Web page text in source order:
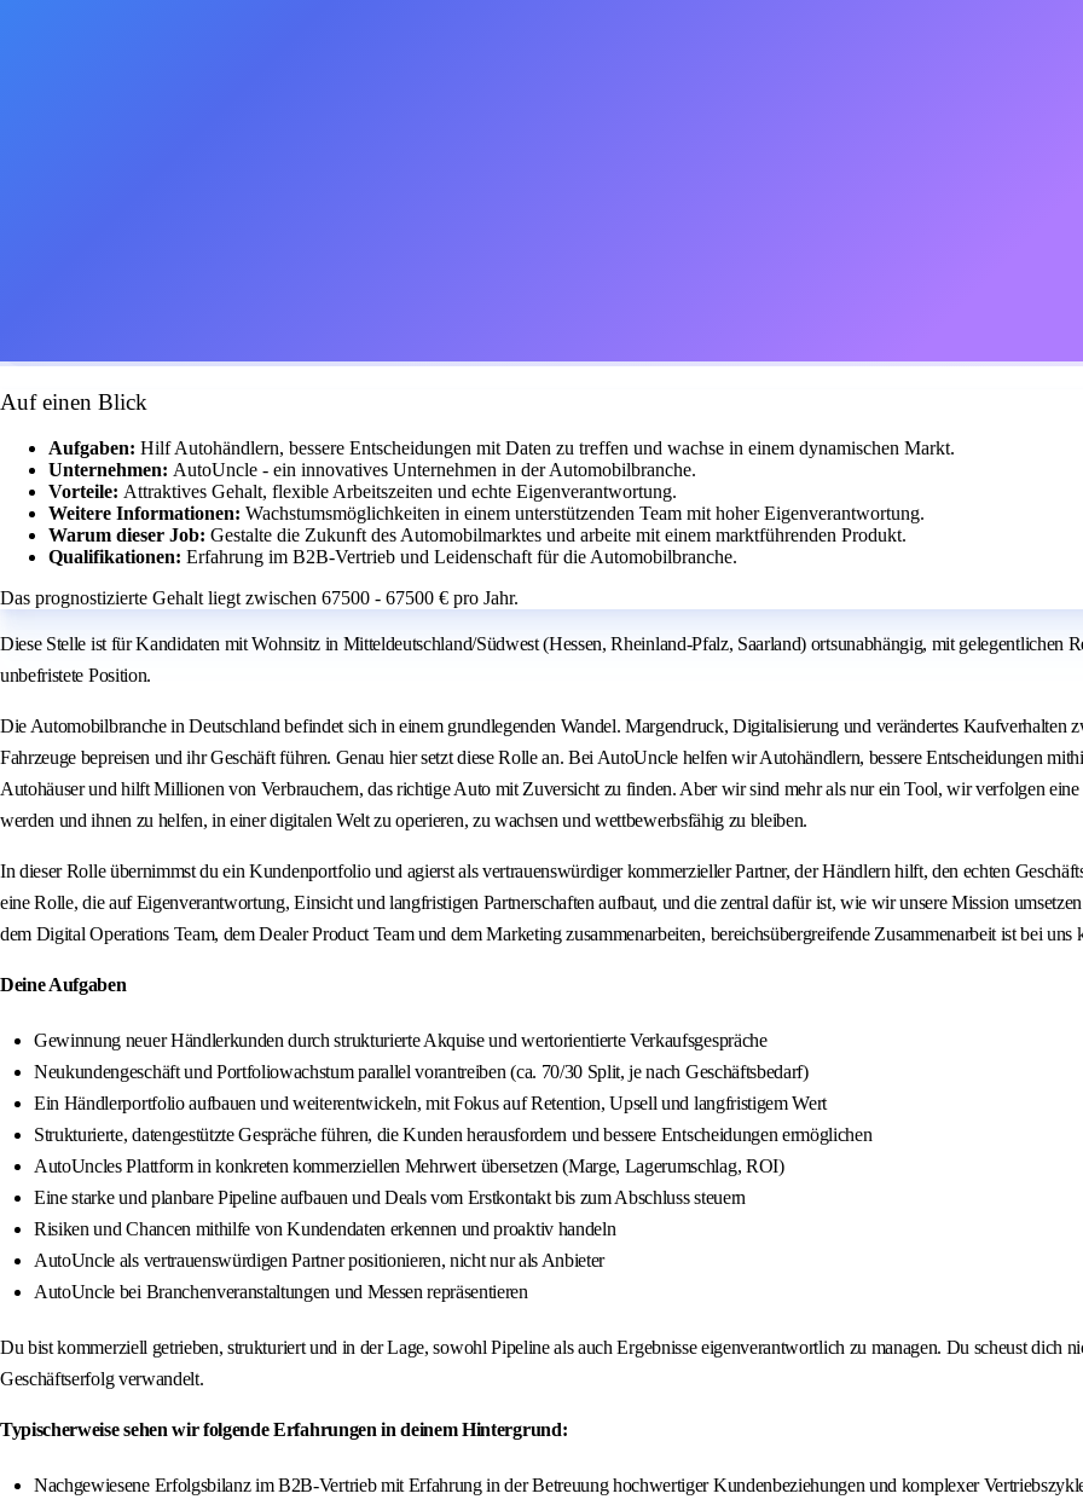
Auf einen Blick
Aufgaben: Hilf Autohändlern, bessere Entscheidungen mit Daten zu treffen und wachse in einem dynamischen Markt.
Unternehmen: AutoUncle - ein innovatives Unternehmen in der Automobilbranche.
Vorteile: Attraktives Gehalt, flexible Arbeitszeiten und echte Eigenverantwortung.
Weitere Informationen: Wachstumsmöglichkeiten in einem unterstützenden Team mit hoher Eigenverantwortung.
Warum dieser Job: Gestalte die Zukunft des Automobilmarktes und arbeite mit einem marktführenden Produkt.
Qualifikationen: Erfahrung im B2B-Vertrieb und Leidenschaft für die Automobilbranche.
Das prognostizierte Gehalt liegt zwischen 67500 - 67500 € pro Jahr.
Diese Stelle ist für Kandidaten mit Wohnsitz in Mitteldeutschland/Südwest (Hessen, Rheinland-Pfalz, Saarland) ortsunabhängig, mit gelegentlichen
unbefristete Position.
Die Automobilbranche in Deutschland befindet sich in einem grundlegenden Wandel. Margendruck, Digitalisierung und verändertes Kaufverhalten
Fahrzeuge bepreisen und ihr Geschäft führen. Genau hier setzt diese Rolle an. Bei AutoUncle helfen wir Autohändlern, bessere Entscheidungen
Autohäuser und hilft Millionen von Verbrauchern, das richtige Auto mit Zuversicht zu finden. Aber wir sind mehr als nur ein Tool, wir verfolgen
werden und ihnen zu helfen, in einer digitalen Welt zu operieren, zu wachsen und wettbewerbsfähig zu bleiben.
In dieser Rolle übernimmst du ein Kundenportfolio und agierst als vertrauenswürdiger kommerzieller Partner, der Händlern hilft, den echten
eine Rolle, die auf Eigenverantwortung, Einsicht und langfristigen Partnerschaften aufbaut, und die zentral dafür ist, wie wir unsere Mission
dem Digital Operations Team, dem Dealer Product Team und dem Marketing zusammenarbeiten, bereichsübergreifende Zusammenarbeit ist bei uns
Deine Aufgaben
Gewinnung neuer Händlerkunden durch strukturierte Akquise und wertorientierte Verkaufsgespräche
Neukundengeschäft und Portfoliowachstum parallel vorantreiben (ca. 70/30 Split, je nach Geschäftsbedarf)
Ein Händlerportfolio aufbauen und weiterentwickeln, mit Fokus auf Retention, Upsell und langfristigem Wert
Strukturierte, datengestützte Gespräche führen, die Kunden herausfordern und bessere Entscheidungen ermöglichen
AutoUncles Plattform in konkreten kommerziellen Mehrwert übersetzen (Marge, Lagerumschlag, ROI)
Eine starke und planbare Pipeline aufbauen und Deals vom Erstkontakt bis zum Abschluss steuern
Risiken und Chancen mithilfe von Kundendaten erkennen und proaktiv handeln
AutoUncle als vertrauenswürdigen Partner positionieren, nicht nur als Anbieter
AutoUncle bei Branchenveranstaltungen und Messen repräsentieren
Du bist kommerziell getrieben, strukturiert und in der Lage, sowohl Pipeline als auch Ergebnisse eigenverantwortlich zu managen. Du scheust dich
Geschäftserfolg verwandelt.
Typischerweise sehen wir folgende Erfahrungen in deinem Hintergrund:
Nachgewiesene Erfolgsbilanz im B2B-Vertrieb mit Erfahrung in der Betreuung hochwertiger Kundenbeziehungen und komplexer